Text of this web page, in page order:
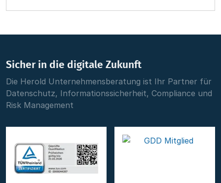
Sicher in die digitale Zukunft
Die Herold Unternehmensberatung ist Ihr Partner für
Datenschutz, Informationssicherheit, Compliance und
Risk Management